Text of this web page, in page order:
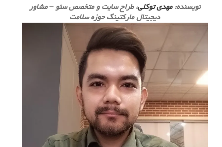
نویسنده:مهدی توکلی، طراح سایت و متخصص سئو – مشاور
دیجیتال مارکتینگ حوزه سلامت